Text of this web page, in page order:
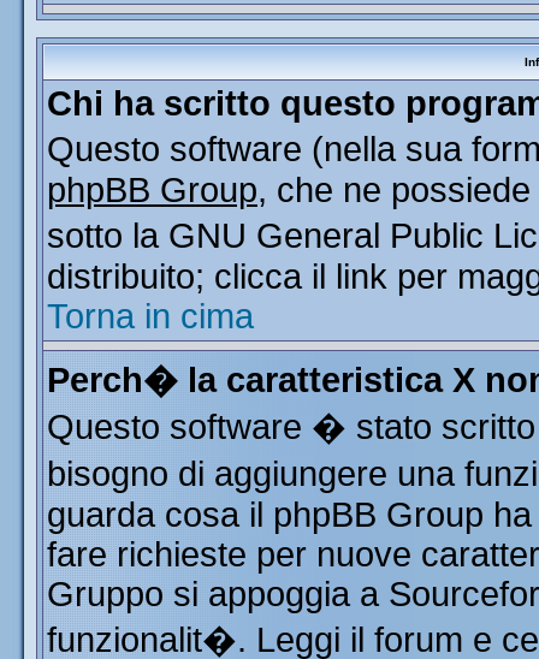
Chi ha scritto questo
Questo software (nella sua
phpBB Group, che ne
sotto la GNU General Public
distribuito; clicca il link per
Torna in cima
Perch� la caratteristica X
Questo software � stato
bisogno di aggiungere una
guarda cosa il phpBB Group
fare richieste per nuove
Gruppo si appoggia a
funzionalit�. Leggi il forum e